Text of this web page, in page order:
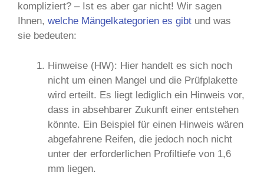
kompliziert? – Ist es aber gar nicht! Wir sagen
Ihnen, welche Mängelkategorien es gibt und was
sie bedeuten:
Hinweise (HW): Hier handelt es sich noch
nicht um einen Mangel und die Prüfplakette
wird erteilt. Es liegt lediglich ein Hinweis vor,
dass in absehbarer Zukunft einer entstehen
könnte. Ein Beispiel für einen Hinweis wären
abgefahrene Reifen, die jedoch noch nicht
unter der erforderlichen Profiltiefe von 1,6
mm liegen.